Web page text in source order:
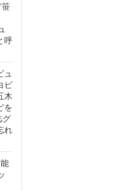
笹
呼
ュ
ビ
木
を
グ
れ